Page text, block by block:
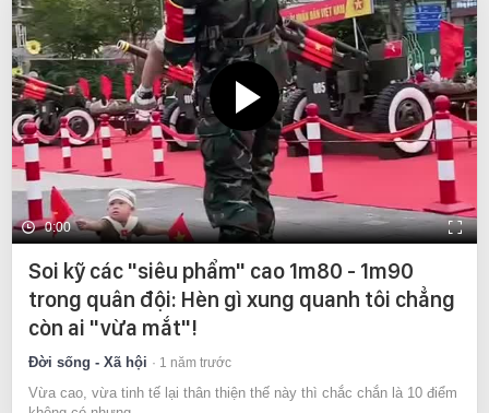
0:00
Soi kỹ các "siêu phẩm" cao 1m80 - 1m90
trong quân đội: Hèn gì xung quanh tôi chẳng
còn ai "vừa mắt"!
Đời sống - Xã hội 1 năm trước
Vừa cao, vừa tinh tế lại thân thiện thế này thì chắc chắn là 10 điểm